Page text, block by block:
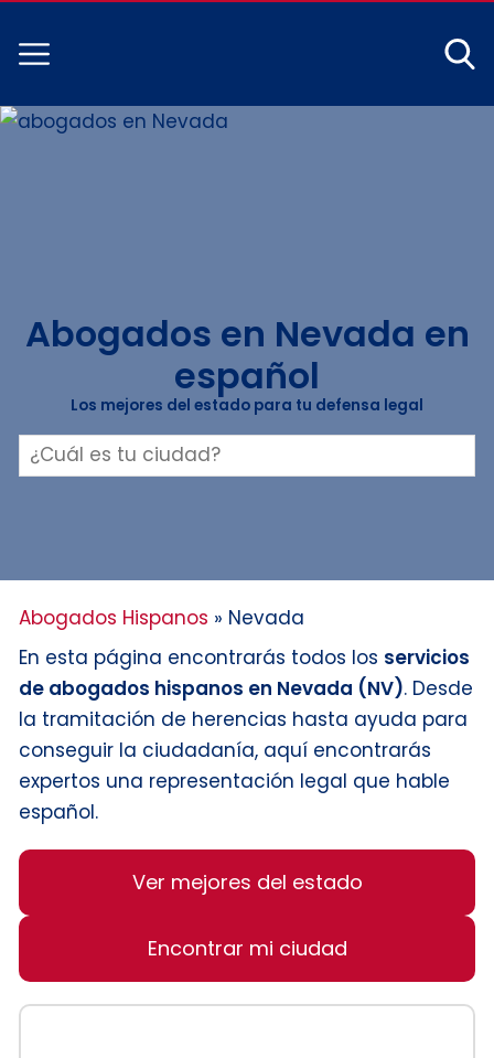
Abogados en Nevada en
español
Los mejores del estado para tu defensa legal
Buscar
Abogados Hispanos » Nevada
En esta página encontrarás todos los servicios
de abogados hispanos en Nevada (NV). Desde
la tramitación de herencias hasta ayuda para
conseguir la ciudadanía, aquí encontrarás
expertos una representación legal que hable
español.
Ver mejores del estado
Encontrar mi ciudad